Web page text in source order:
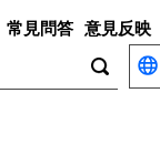
常見問答 意見反映